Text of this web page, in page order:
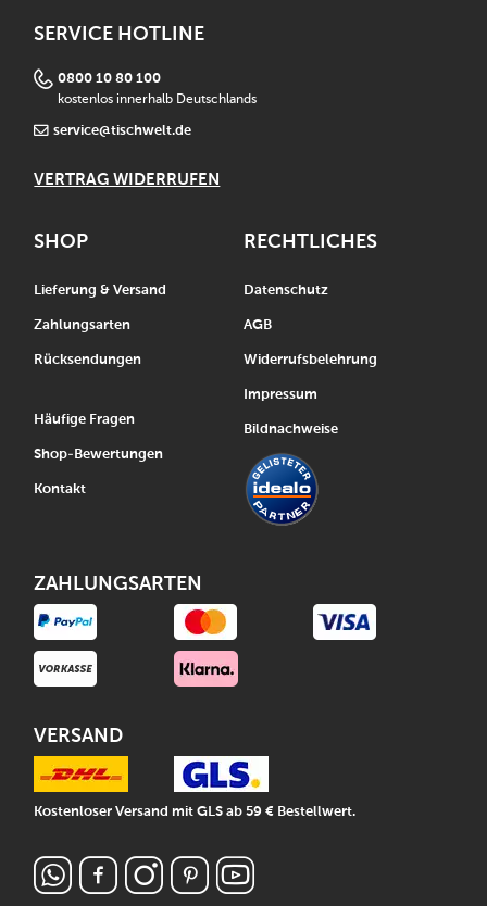
SERVICE HOTLINE
0800 10 80 100
kostenlos innerhalb Deutschlands
service@tischwelt.de
VERTRAG WIDERRUFEN
SHOP
Lieferung & Versand
Zahlungsarten
Rücksendungen
Häufige Fragen
Shop-Bewertungen
Kontakt
RECHTLICHES
Datenschutz
AGB
Widerrufsbelehrung
Impressum
Bildnachweise
ZAHLUNGSARTEN
VERSAND
Kostenloser Versand mit GLS ab 59 € Bestellwert.